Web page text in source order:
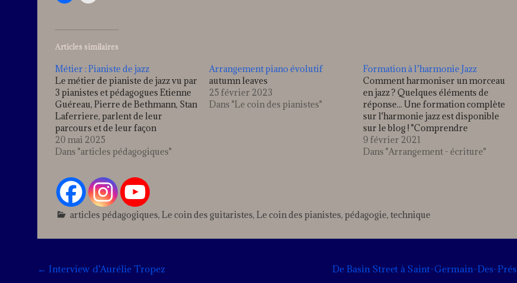
Articles similaires
Métier : Pianiste de jazz
Le métier de pianiste de jazz vu par
3 pianistes et pédagogues Etienne
Guéreau, Pierre de Bethmann, Stan
Laferriere, parlent de leur
parcours et de leur façon
d'enseigner
20 mai 2025
Dans "articles pédagogiques"
Arrangement piano évolutif
autumn leaves
25 février 2023
Dans "Le coin des pianistes"
Formation à l’harmonie Jazz
Comment harmoniser un morceau
en jazz ? Quelques éléments de
réponse... Une formation complète
sur l'harmonie jazz est disponible
sur le blog ! "Comprendre
l'harmonie Jazz" Voir la vidéo
9 février 2021
Dans "Arrangement - écriture"
articles pédagogiques, Le coin des guitaristes, Le coin des pianistes, pédagogie, technique
Comments
Post
← Interview d’Aurélie Tropez De Basin Street à Saint-Germain-Des-Prés